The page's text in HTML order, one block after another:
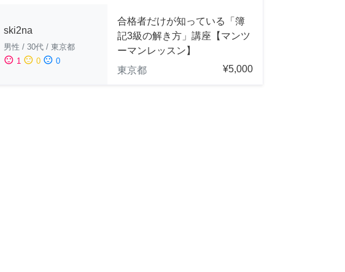
ski2na
男性 / 30代 / 東京都
sentiment_satisfied 1 sentiment_neutral 0 sentiment_dissatisfied 0
合格者だけが知っている「簿
記3級の解き方」講座【マンツ
ーマンレッスン】
東京都
¥5,000